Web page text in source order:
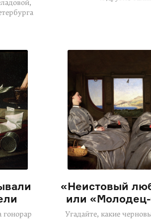
«Неистовый
или «Молодец-
Угадайте, какие